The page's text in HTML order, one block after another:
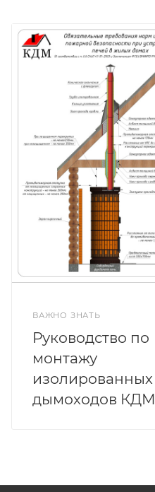
ВАЖНО ЗНАТЬ
Руководство по
монтажу
изолированных
дымоходов КДМ